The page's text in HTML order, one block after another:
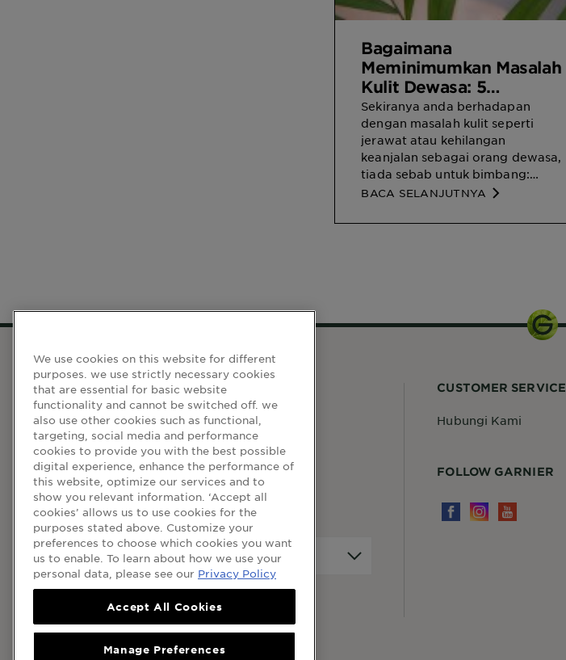
Bagaimana
Meminimumkan Masalah
Kulit Dewasa: 5
Penyelesaian Utama
Penjagaan Kulit Kami
Untuk Anda
Sekiranya anda berhadapan
dengan masalah kulit seperti
jerawat atau kehilangan
keanjalan sebagai orang dewasa,
tiada sebab untuk bimbang:
gunakan 5 petua utama kami
dari awal lagi.
BACA SELANJUTNYA
WEBSITE LINKS
Terma dan Syarat
Dasar Privasi
Cookie Table
Cookie Settings
Negara
Negara
© 2023 Garnier Malaysia
CUSTOMER SERVICE
Hubungi Kami
FOLLOW GARNIER
We use cookies on this website for different
purposes. we use strictly necessary cookies
that are essential for basic website
functionality and cannot be switched off. we
also use other cookies such as functional,
targeting, social media and performance
cookies to provide you with the best possible
digital experience, enhance the performance of
this website, optimize our services and to
show you relevant information. ‘Accept all
cookies’ allows us to use cookies for the
purposes stated above. Customize your
preferences to choose which cookies you want
us to enable. To learn about how we use your
personal data, please see our Privacy Policy
Accept All Cookies
Manage Preferences